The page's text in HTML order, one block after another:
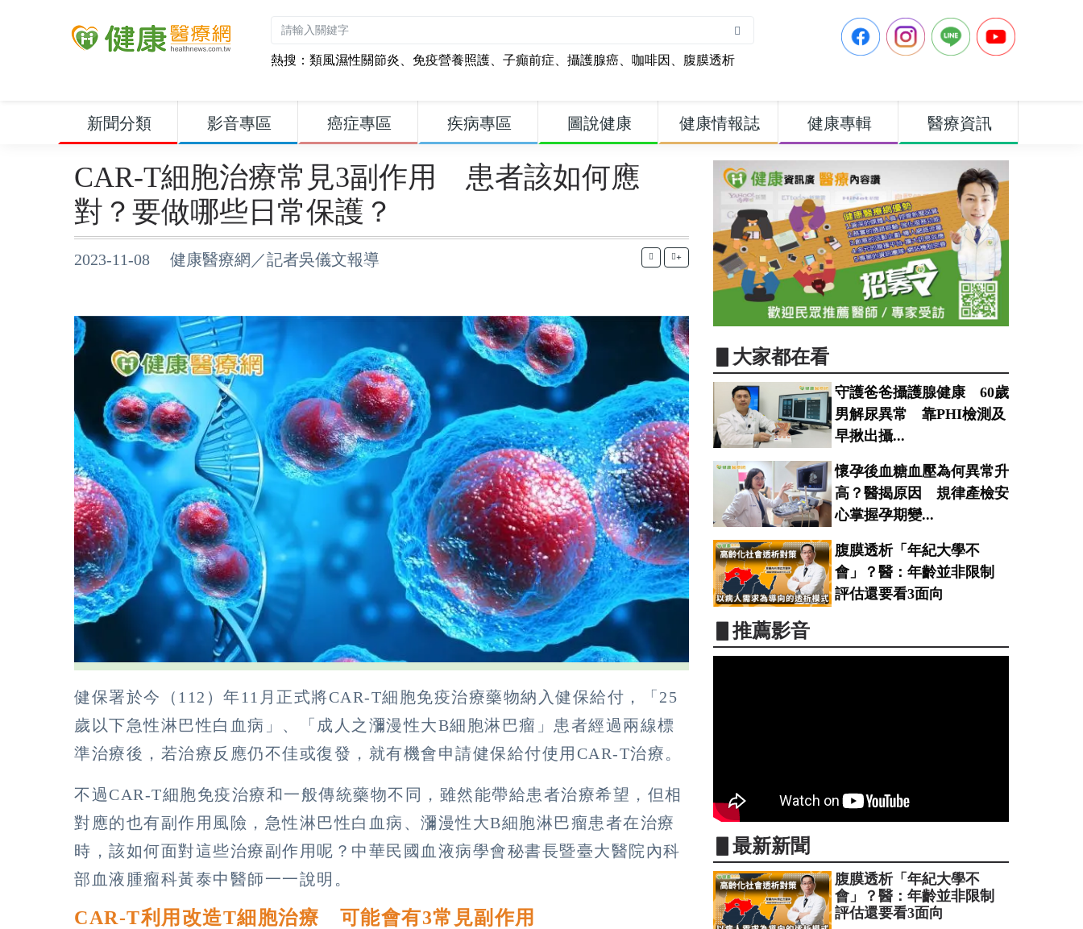
熱搜： 類風濕性關節炎、 免疫營養照護、 子癲前症、 攝護腺癌、 咖啡因、 腹膜透析
新聞分類 影音專區 癌症專區 疾病專區 圖說健康 健康情報誌 健康專輯 醫療資訊
CAR-T細胞治療常見3副作用 患者該如何應
對？要做哪些日常保護？
2023-11-08 健康醫療網／記者吳儀文報導 +
健保署於今（112）年11月正式將CAR-T細胞免疫治療藥物納入健保給付，「25
歲以下急性淋巴性白血病」、「成人之瀰漫性大B細胞淋巴瘤」患者經過兩線標
準治療後，若治療反應仍不佳或復發，就有機會申請健保給付使用CAR-T治療。
不過CAR-T細胞免疫治療和一般傳統藥物不同，雖然能帶給患者治療希望，但相
對應的也有副作用風險，急性淋巴性白血病、瀰漫性大B細胞淋巴瘤患者在治療
時，該如何面對這些治療副作用呢？中華民國血液病學會秘書長暨臺大醫院內科
部血液腫瘤科黃泰中醫師一一說明。
CAR-T利用改造T細胞治療 可能會有3常見副作用
▋大家都在看
守護爸爸攝護腺健康 60歲
男解尿異常 靠PHI檢測及
早揪出攝...
懷孕後血糖血壓為何異常升
高？醫揭原因 規律產檢安
心掌握孕期變...
腹膜透析「年紀大學不
會」？醫：年齡並非限制
評估還要看3面向
▋推薦影音
▋最新新聞
腹膜透析「年紀大學不
會」？醫：年齡並非限制
評估還要看3面向